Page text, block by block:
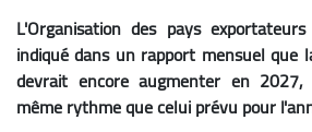
L'Organisation des pays
indiqué dans un rapport mensuel que
devrait encore augmenter en
même rythme que celui prévu pour